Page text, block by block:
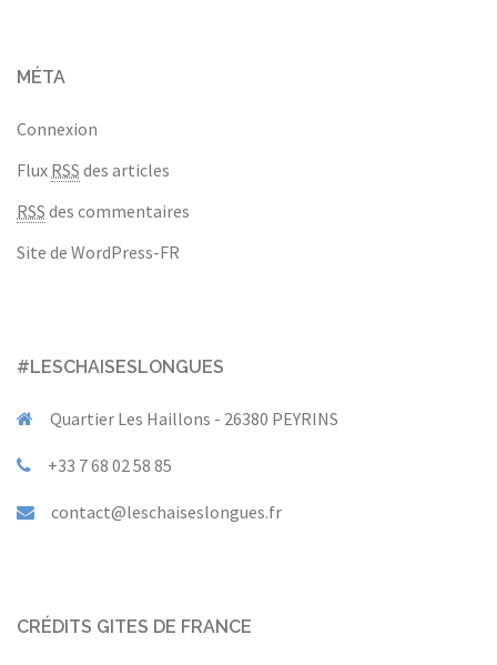
MÉTA
Connexion
Flux RSS des articles
RSS des commentaires
Site de WordPress-FR
#LESCHAISESLONGUES
Quartier Les Haillons - 26380 PEYRINS
+33 7 68 02 58 85
contact@leschaiseslongues.fr
CRÉDITS GITES DE FRANCE